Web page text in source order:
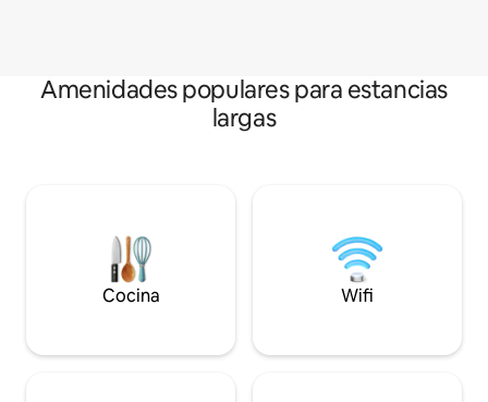
Amenidades populares para estancias
largas
Cocina Wifi